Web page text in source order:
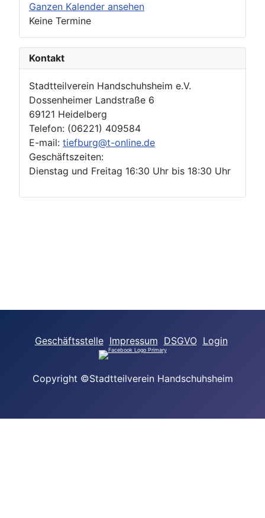
Ganzen Kalender ansehen
Keine Termine
Kontakt
Stadtteilverein Handschuhsheim e.V.
Dossenheimer Landstraße 6
69121 Heidelberg
Telefon: (06221) 409584
E-mail: tiefburg@t-online.de
Geschäftszeiten:
Dienstag und Freitag 16:30 Uhr bis 18:30 Uhr
Geschäftsstelle Impressum DSGVO Login
Copyright ©Stadtteilverein Handschuhsheim